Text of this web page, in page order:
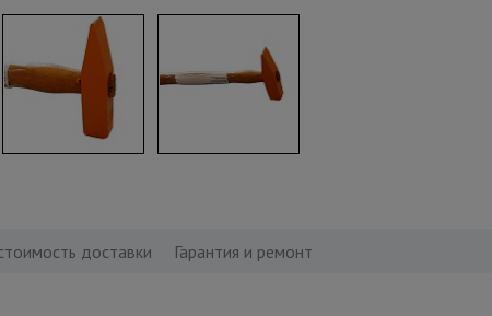
доставки Гарантия и ремонт